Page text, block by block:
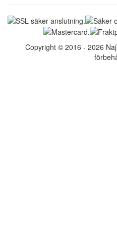
Copyright © 2016 - 2026